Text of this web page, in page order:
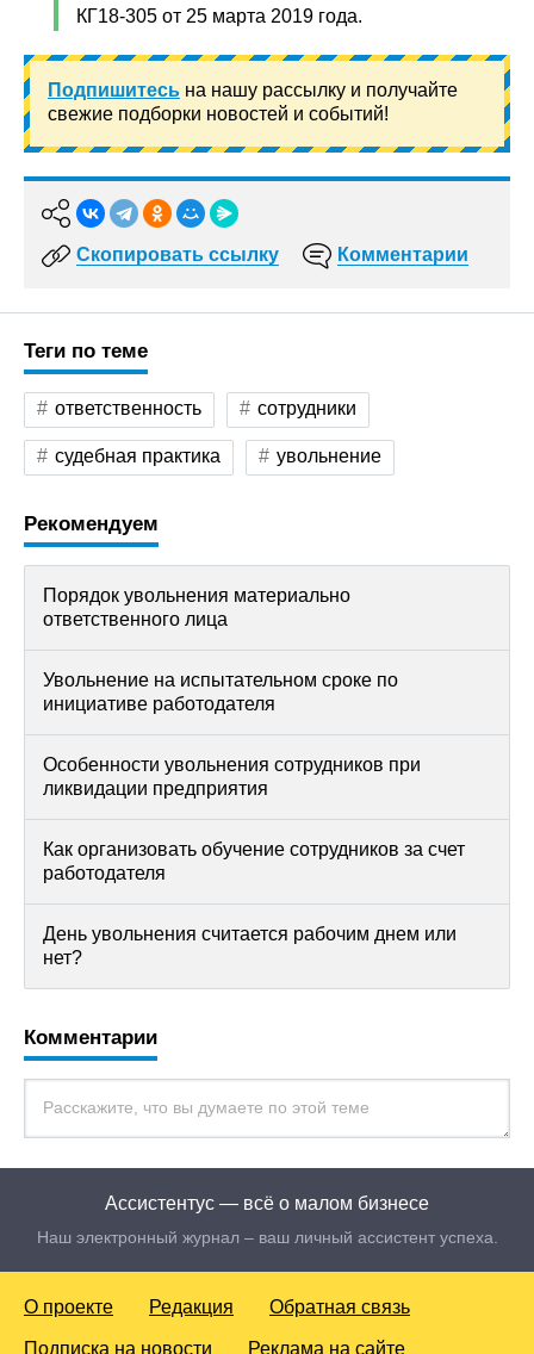
КГ18-305 от 25 марта 2019 года.
Подпишитесь на нашу рассылку и получайте
свежие подборки новостей и событий!
Скопировать ссылку Комментарии
Теги по теме
ответственность сотрудники
судебная практика увольнение
Рекомендуем
Порядок увольнения материально
ответственного лица
Увольнение на испытательном сроке по
инициативе работодателя
Особенности увольнения сотрудников при
ликвидации предприятия
Как организовать обучение сотрудников за счет
работодателя
День увольнения считается рабочим днем или
нет?
Комментарии
Ассистентус — всё о малом бизнесе
Наш электронный журнал – ваш личный ассистент успеха.
О проекте Редакция Обратная связь
Подписка на новости Реклама на сайте